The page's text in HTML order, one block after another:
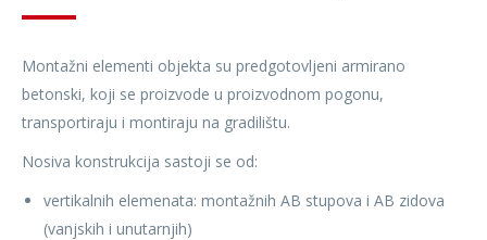
Montažni elementi objekta su predgotovljeni armirano
betonski, koji se proizvode u proizvodnom pogonu,
transportiraju i montiraju na gradilištu.
Nosiva konstrukcija sastoji se od:
vertikalnih elemenata: montažnih AB stupova i AB zidova
(vanjskih i unutarnjih)